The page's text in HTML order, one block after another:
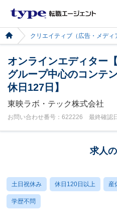
クリエイティブ（広告・メディ
オンラインエディター
グループ中心のコンテ
休日127日】
東映ラボ・テック株式会社
お問い合わせ番号：622226 最終確認
求人
土日祝休み 休日120日以上 産
学歴不問